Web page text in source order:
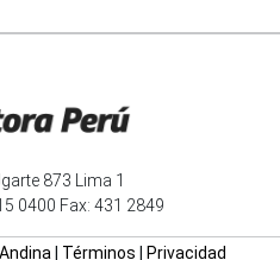
873 Lima 1
0400 Fax: 431 2849
| Términos Privacidad